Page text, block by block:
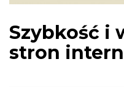
Szybkość i
stron